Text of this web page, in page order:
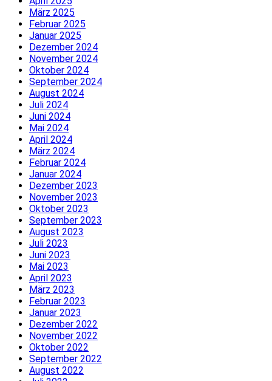
März 2025
Februar 2025
Januar 2025
Dezember 2024
November 2024
Oktober 2024
September 2024
August 2024
Juli 2024
Juni 2024
Mai 2024
April 2024
März 2024
Februar 2024
Januar 2024
Dezember 2023
November 2023
Oktober 2023
September 2023
August 2023
Juli 2023
Juni 2023
Mai 2023
April 2023
März 2023
Februar 2023
Januar 2023
Dezember 2022
November 2022
Oktober 2022
September 2022
August 2022